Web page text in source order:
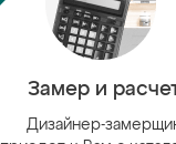
Замер и
Дизайнер-